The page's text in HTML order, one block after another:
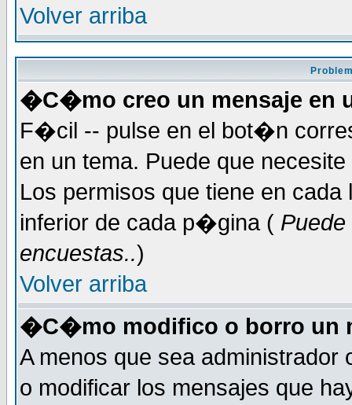
Volver arriba
�C�mo creo un mensaje en
F�cil -- pulse en el bot�n
en un tema. Puede que
Los permisos que tiene en
inferior de cada p�gina (
encuestas..)
Volver arriba
�C�mo modifico o borro un
A menos que sea administrador
o modificar los mensajes que